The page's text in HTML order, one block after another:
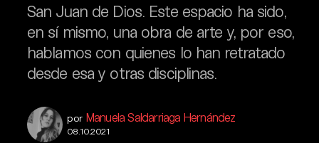
San Juan de Dios. Este espacio ha sido,
en sí mismo, una obra de arte y, por eso,
hablamos con quienes lo han retratado
desde esa y otras disciplinas.
por Manuela Saldarriaga Hernández
08.10.2021